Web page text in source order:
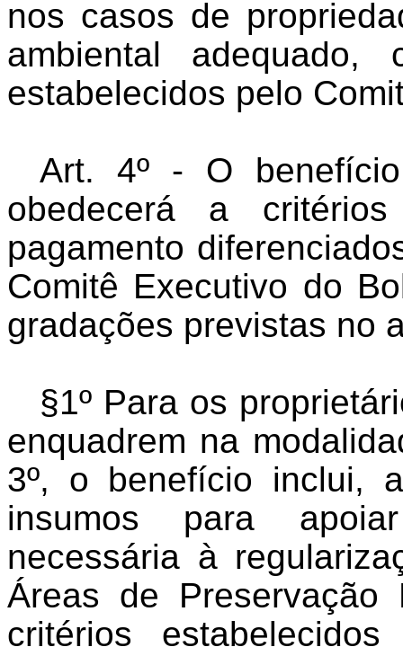
nos casos de
ambiental adequado,
estabelecidos pelo
Art. 4º - O
obedecerá a
pagamento
Comitê Executivo do
gradações previstas no
§1º Para os
enquadrem na
3º, o benefício inclui,
insumos para
necessária à
Áreas de Preservação
critérios